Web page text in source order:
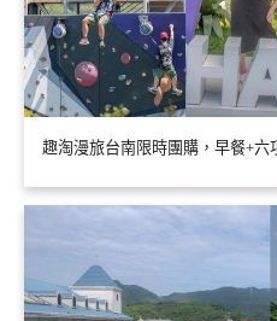
趣淘漫旅台南限時團購，早餐+六